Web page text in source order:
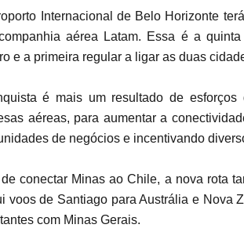
Internacional de Belo Horizonte
aérea Latam. Essa é a
e a primeira regular a ligar as duas
é mais um resultado de
aéreas, para aumentar a
de negócios e incentivando
conectar Minas ao Chile, a nova rota
voos de Santiago para Austrália e Nova
com Minas Gerais.